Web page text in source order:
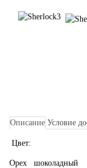
Описание Условие
Цвет:
Орех шоколадный